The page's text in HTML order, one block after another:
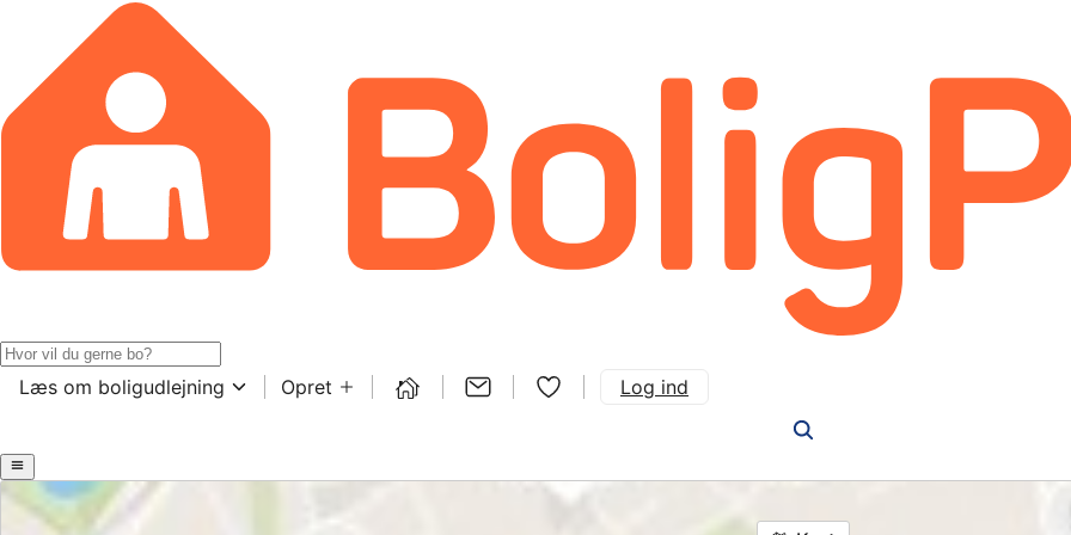
Læs om boligudlejning Opret Log ind